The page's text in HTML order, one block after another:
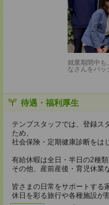
就業期間中も
なさんをバッ
待遇・福利厚生
テンプスタッフでは、登録ス
ため、
社会保険・定期健康診断をは
有給休暇は全日・半日の2種類
その他、産前産後・育児休業
皆さまの日常をサポートする
休日を彩る旅行や各種施設が